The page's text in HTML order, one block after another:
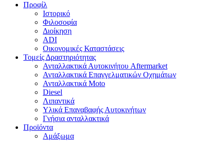
Προφίλ
Ιστορικό
Φιλοσοφία
Διοίκηση
ADI
Οικονομικές Καταστάσεις
Τομείς Δραστηριότητας
Ανταλλακτικά Αυτοκινήτου Aftermarket
Ανταλλακτικά Επαγγελματικών Οχημάτων
Ανταλλακτικά Moto
Diesel
Λιπαντικά
Υλικά Επαναβαφής Αυτοκινήτων
Γνήσια ανταλλακτικά
Προϊόντα
Αμάξωμα